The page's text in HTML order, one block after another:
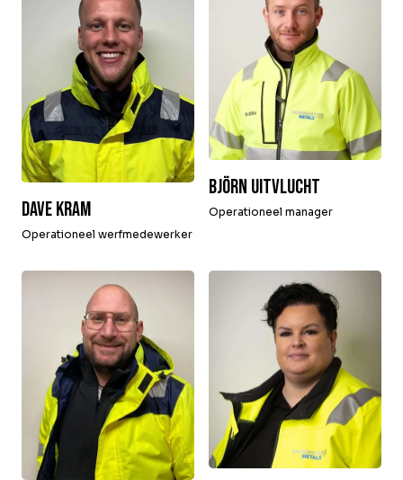
Dave Kram
Operationeel werfmedewerker
Björn Uitvlucht
Operationeel manager